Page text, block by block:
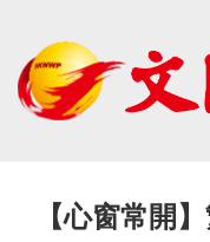
【心窗常開